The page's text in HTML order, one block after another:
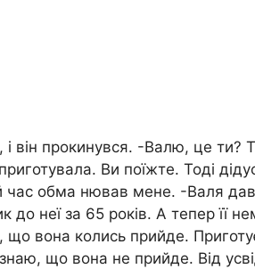
він прокинувся. -Валю, це ти?
Ви поїжте. Тоді
обма нював мене. -Валя
неї за 65 років. А тепер її
що вона колись прийде.
що вона не прийде. Від